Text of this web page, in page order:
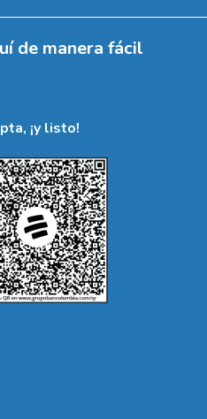
de manera fácil
¡y listo!